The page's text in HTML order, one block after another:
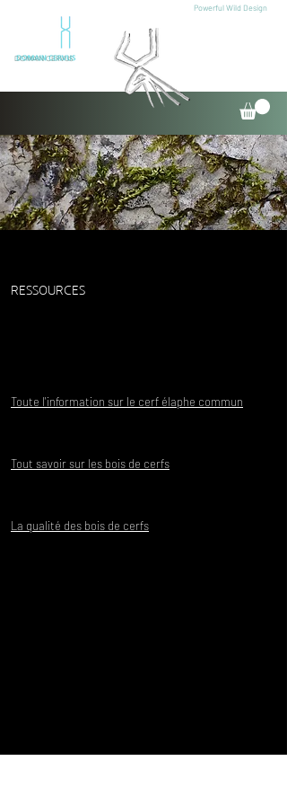
DOMAIN CERVUS
Powerful Wild Design
RESSOURCES
Toute l'information sur le cerf élaphe commun
Tout savoir sur les bois de cerfs
La qualité des bois de cerfs